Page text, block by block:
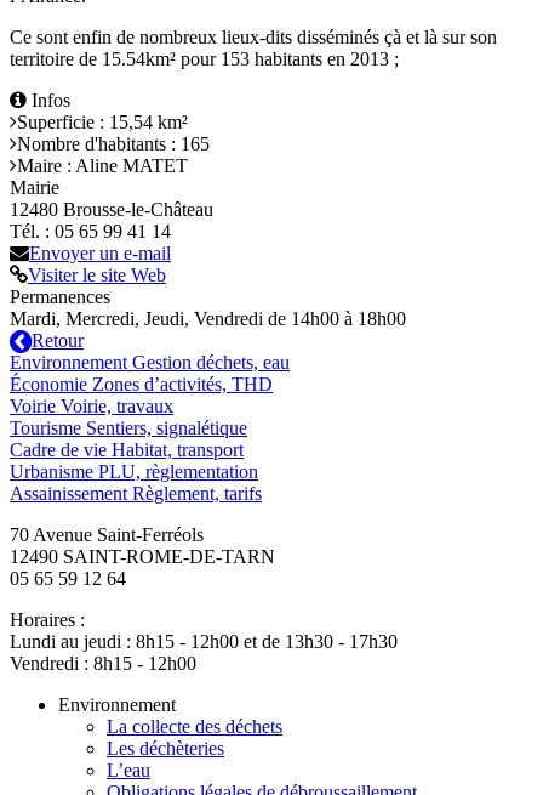
Ce sont enfin de nombreux lieux-dits disséminés çà et là sur son
territoire de 15.54km² pour 153 habitants en 2013 ;
+
−
Infos
Superficie : 15,54 km²
Nombre d'habitants : 165
Maire : Aline MATET
Mairie
12480 Brousse-le-Château
Tél. : 05 65 99 41 14
Envoyer un e-mail
Visiter le site Web
Permanences
Mardi, Mercredi, Jeudi, Vendredi de 14h00 à 18h00
Retour
Environnement Gestion déchets, eau
Économie Zones d’activités, THD
Voirie Voirie, travaux
Tourisme Sentiers, signalétique
Cadre de vie Habitat, transport
Urbanisme PLU, règlementation
Assainissement Règlement, tarifs
70 Avenue Saint-Ferréols
12490 SAINT-ROME-DE-TARN
05 65 59 12 64
Horaires :
Lundi au jeudi : 8h15 - 12h00 et de 13h30 - 17h30
Vendredi : 8h15 - 12h00
Environnement
La collecte des déchets
Les déchèteries
L’eau